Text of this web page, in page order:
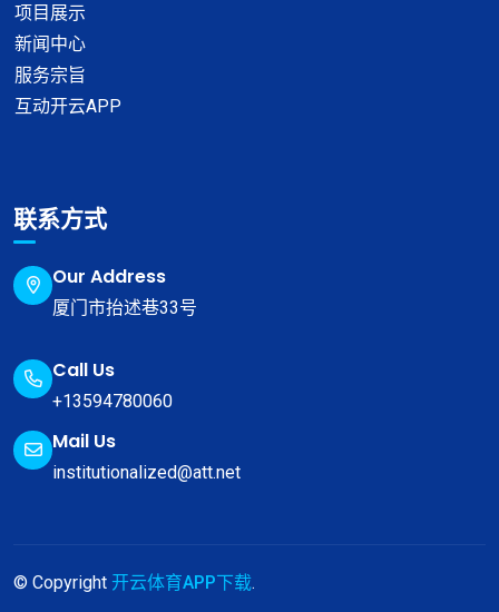
项目展示
新闻中心
服务宗旨
互动开云APP
联系方式
Our Address
厦门市抬述巷33号
Call Us
+13594780060
Mail Us
institutionalized@att.net
© Copyright 开云体育APP下载.